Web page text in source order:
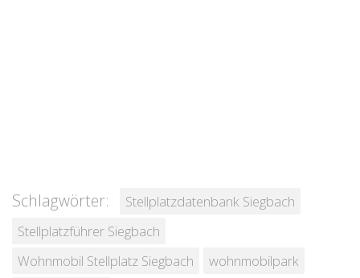
Schlagwörter:
Stellplatzdatenbank Siegbach
Stellplatzführer Siegbach
Wohnmobil Stellplatz Siegbach
wohnmobilpark